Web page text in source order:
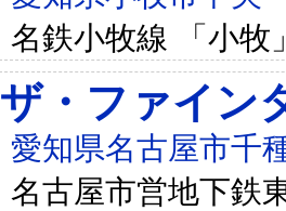
名鉄小牧線 「小牧
ザ・ファイン
愛知県名古屋市千
名古屋市営地下鉄